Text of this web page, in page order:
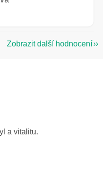
5 z 5 hvězdiček.
Zobrazit další hodnocení
a vitalitu.